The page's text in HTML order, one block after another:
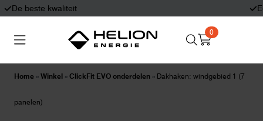
0
Home » Winkel » ClickFit EVO onderdelen » Dakhaken: windgebied 1 (7
panelen)
Thuisbatterijen Zonnepanelen
Laadpalen